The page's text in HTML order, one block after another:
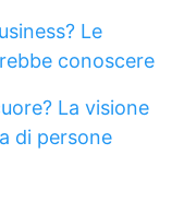
Le
conoscere
La visione
di persone